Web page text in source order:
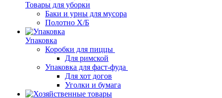
Товары для уборки
Баки и урны для мусора
Полотно Х/Б
Упаковка
Коробки для пиццы
Для римской
Упаковка для фаст-фуда
Для хот догов
Уголки и бумага